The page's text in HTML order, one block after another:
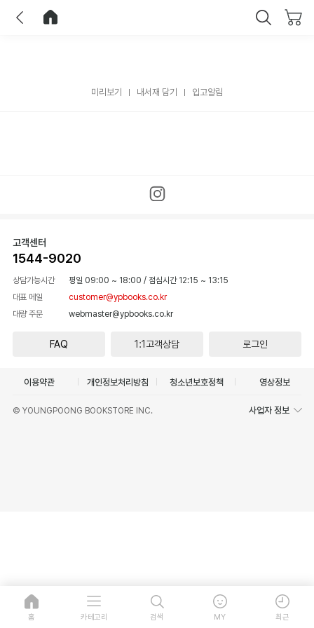
미리보기 내서재 담기 입고알림
고객센터
1544-9020
상담가능시간 평일 09:00 ~ 18:00 / 점심시간 12:15 ~ 13:15
대표 메일
customer@ypbooks.co.kr
대량 주문
webmaster@ypbooks.co.kr
FAQ 1:1고객상담 로그인
이용약관 개인정보처리방침 청소년보호정책 영상정보
© YOUNGPOONG BOOKSTORE INC. 사업자 정보
홈 카테고리 검색 MY 최근